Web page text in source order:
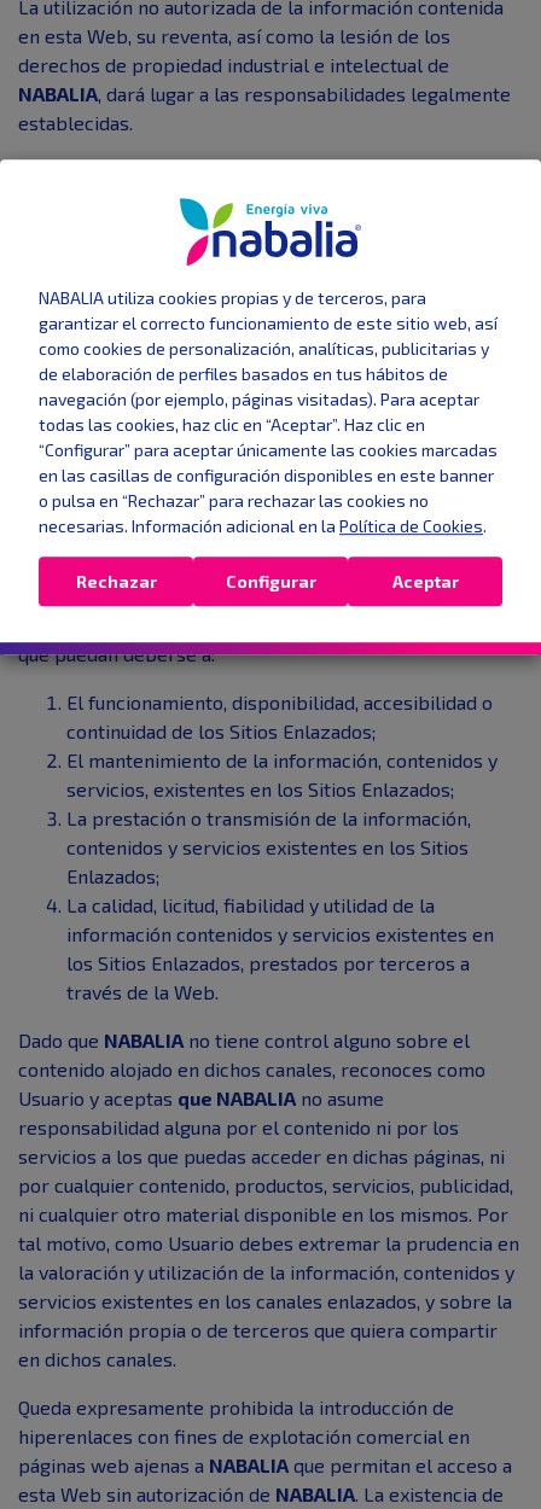
La utilización no autorizada de la información contenida
en esta Web, su reventa, así como la lesión de los
derechos de propiedad industrial e intelectual de
NABALIA, dará lugar a las responsabilidades legalmente
establecidas.
La Web puede poner a tu disposición como Usuario
dispositivos técnicos de enlace (tales como, links,
banners, botones), que permitan acceder a sitios web
pertenecientes y/o gestionados por terceros (“Sitios
Enlazados”). La instalación de estos enlaces tiene por
único objeto facilitar el acceso a la información,
contenidos y servicios disponibles en dichos Sitios
Enlazados.
NABALIAno ofrece ni comercializa por sí ni por medio de
tercero la información, contenidos y servicios
disponibles en los Sitios Enlazados, ni los controla
previamente, aprueba, recomienda, vigila ni hace propios.
NABALIAno garantiza ni asume ningún tipo de
que puedan deberse a:
El funcionamiento, disponibilidad, accesibilidad o
continuidad de los Sitios Enlazados;
El mantenimiento de la información, contenidos y
servicios, existentes en los Sitios Enlazados;
La prestación o transmisión de la información,
contenidos y servicios existentes en los Sitios
Enlazados;
La calidad, licitud, fiabilidad y utilidad de la
información contenidos y servicios existentes en
los Sitios Enlazados, prestados por terceros a
través de la Web.
Dado que NABALIA no tiene control alguno sobre el
contenido alojado en dichos canales, reconoces como
Usuario y aceptas que NABALIA no asume
responsabilidad alguna por el contenido ni por los
servicios a los que puedas acceder en dichas páginas, ni
por cualquier contenido, productos, servicios, publicidad,
ni cualquier otro material disponible en los mismos. Por
tal motivo, como Usuario debes extremar la prudencia en
la valoración y utilización de la información, contenidos y
servicios existentes en los canales enlazados, y sobre la
información propia o de terceros que quiera compartir
en dichos canales.
Queda expresamente prohibida la introducción de
hiperenlaces con fines de explotación comercial en
páginas web ajenas a NABALIA que permitan el acceso a
esta Web sin autorización de NABALIA. La existencia de
NABALIA utiliza cookies propias y de terceros, para
garantizar el correcto funcionamiento de este sitio web, así
como cookies de personalización, analíticas, publicitarias y
de elaboración de perfiles basados en tus hábitos de
navegación (por ejemplo, páginas visitadas). Para aceptar
todas las cookies, haz clic en “Aceptar”. Haz clic en
“Configurar” para aceptar únicamente las cookies marcadas
en las casillas de configuración disponibles en este banner
o pulsa en “Rechazar” para rechazar las cookies no
necesarias. Información adicional en la Política de Cookies.
Rechazar Configurar Aceptar